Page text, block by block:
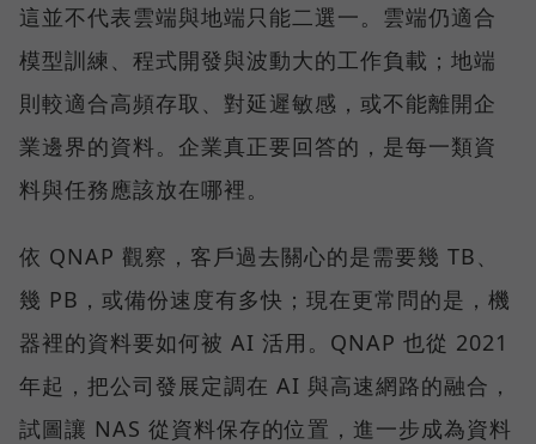
這並不代表雲端與地端只能二選一。雲端仍適合
模型訓練、程式開發與波動大的工作負載；地端
則較適合高頻存取、對延遲敏感，或不能離開企
業邊界的資料。企業真正要回答的，是每一類資
料與任務應該放在哪裡。
依 QNAP 觀察，客戶過去關心的是需要幾 TB、
幾 PB，或備份速度有多快；現在更常問的是，機
器裡的資料要如何被 AI 活用。QNAP 也從 2021
年起，把公司發展定調在 AI 與高速網路的融合，
試圖讓 NAS 從資料保存的位置，進一步成為資料